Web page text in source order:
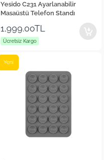
Yesido C231 Ayarlanabilir
Masaüstü Telefon Standı
1,999.00TL
Ücretsiz Kargo
Yeni